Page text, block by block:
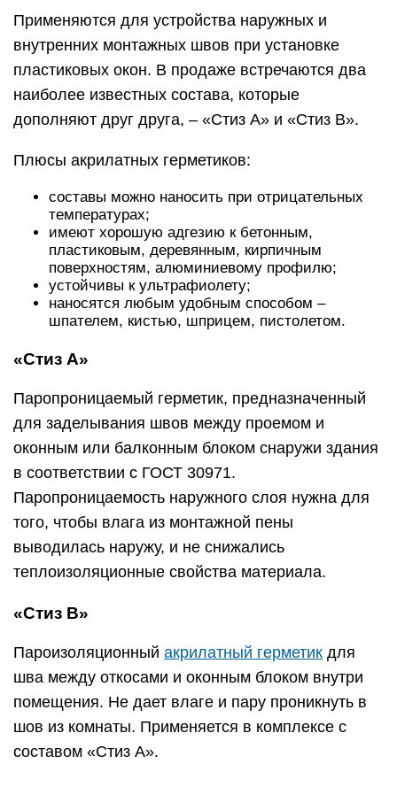
Применяются для устройства наружных и
внутренних монтажных швов при установке
пластиковых окон. В продаже встречаются два
наиболее известных состава, которые
дополняют друг друга, – «Стиз A» и «Стиз B».
Плюсы акрилатных герметиков:
составы можно наносить при отрицательных
температурах;
имеют хорошую адгезию к бетонным,
пластиковым, деревянным, кирпичным
поверхностям, алюминиевому профилю;
устойчивы к ультрафиолету;
наносятся любым удобным способом –
шпателем, кистью, шприцем, пистолетом.
«Стиз A»
Паропроницаемый герметик, предназначенный
для заделывания швов между проемом и
оконным или балконным блоком снаружи здания
в соответствии с ГОСТ 30971.
Паропроницаемость наружного слоя нужна для
того, чтобы влага из монтажной пены
выводилась наружу, и не снижались
теплоизоляционные свойства материала.
«Стиз B»
Пароизоляционный акрилатный герметик для
шва между откосами и оконным блоком внутри
помещения. Не дает влаге и пару проникнуть в
шов из комнаты. Применяется в комплексе с
составом «Стиз A».